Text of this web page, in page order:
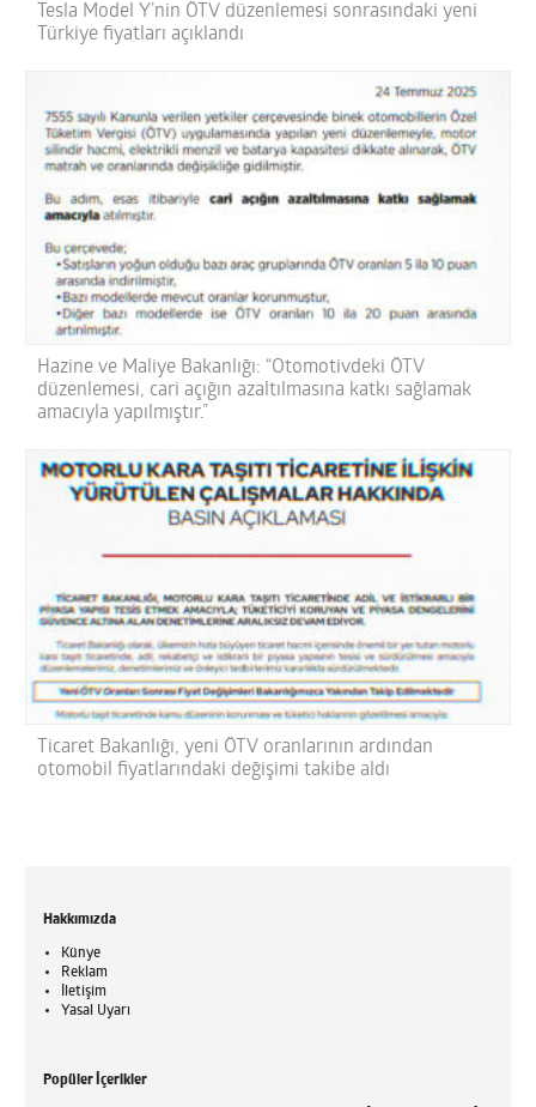
Tesla Model Y’nin ÖTV düzenlemesi sonrasındaki yeni
Türkiye fiyatları açıklandı
Hazine ve Maliye Bakanlığı: “Otomotivdeki ÖTV
düzenlemesi, cari açığın azaltılmasına katkı sağlamak
amacıyla yapılmıştır.”
Ticaret Bakanlığı, yeni ÖTV oranlarının ardından
otomobil fiyatlarındaki değişimi takibe aldı
Hakkımızda
Künye
Reklam
İletişim
Yasal Uyarı
Popüler İçerikler